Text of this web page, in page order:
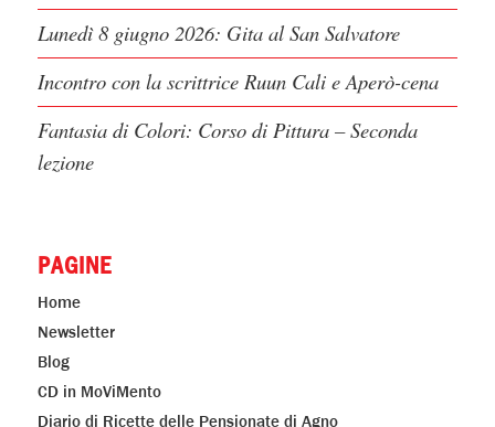
Lunedì 8 giugno 2026: Gita al San Salvatore
Incontro con la scrittrice Ruun Cali e Aperò-cena
Fantasia di Colori: Corso di Pittura – Seconda
lezione
PAGINE
Home
Newsletter
Blog
CD in MoViMento
Diario di Ricette delle Pensionate di Agno